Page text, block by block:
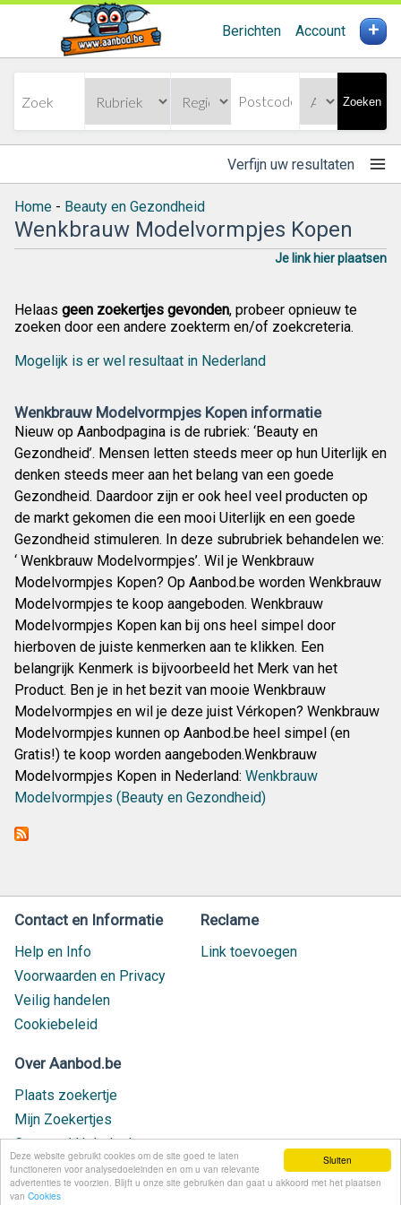
Sluiten
Deze website gebruikt cookies om de site goed te laten
functioneren voor analysedoeleinden en om u van relevante
advertenties te voorzien. Blijft u onze site gebruiken dan gaat u akkoord met het plaatsen
van Cookies
Berichten Account +
Zoeken
Verfijn uw resultaten
Home - Beauty en Gezondheid
Wenkbrauw Modelvormpjes Kopen
Je link hier plaatsen
Helaas geen zoekertjes gevonden, probeer opnieuw te
zoeken door een andere zoekterm en/of zoekcreteria.
Mogelijk is er wel resultaat in Nederland
Wenkbrauw Modelvormpjes Kopen informatie
Nieuw op Aanbodpagina is de rubriek: ‘Beauty en
Gezondheid’. Mensen letten steeds meer op hun Uiterlijk en
denken steeds meer aan het belang van een goede
Gezondheid. Daardoor zijn er ook heel veel producten op
de markt gekomen die een mooi Uiterlijk en een goede
Gezondheid stimuleren. In deze subrubriek behandelen we:
‘ Wenkbrauw Modelvormpjes’. Wil je Wenkbrauw
Modelvormpjes Kopen? Op Aanbod.be worden Wenkbrauw
Modelvormpjes te koop aangeboden. Wenkbrauw
Modelvormpjes Kopen kan bij ons heel simpel door
hierboven de juiste kenmerken aan te klikken. Een
belangrijk Kenmerk is bijvoorbeeld het Merk van het
Product. Ben je in het bezit van mooie Wenkbrauw
Modelvormpjes en wil je deze juist Vérkopen? Wenkbrauw
Modelvormpjes kunnen op Aanbod.be heel simpel (en
Gratis!) te koop worden aangeboden.Wenkbrauw
Modelvormpjes Kopen in Nederland: Wenkbrauw
Modelvormpjes (Beauty en Gezondheid)
Contact en Informatie
Help en Info
Voorwaarden en Privacy
Veilig handelen
Cookiebeleid
Reclame
Link toevoegen
Over Aanbod.be
Plaats zoekertje
Mijn Zoekertjes
Contact / Helpdesk
Nieuw geplaatst